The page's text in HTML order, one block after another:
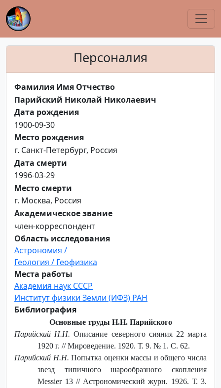
Персоналия
Фамилия Имя Отчество
Парийский Николай Николаевич
Дата рождения
1900-09-30
Место рождения
г. Санкт-Петербург, Россия
Дата смерти
1996-03-29
Место смерти
г. Москва, Россия
Академическое звание
член-корреспондент
Область исследования
Астрономия /
Геология / Геофизика
Места работы
Академия наук СССР
Институт физики Земли (ИФЗ) РАН
Библиография
Основные труды Н.Н. Парийского
Парийский Н.Н. Описание северного сияния 22 марта
1920 г. // Мироведение. 1920. Т. 9. № 1. С. 62.
Парийский Н.Н.Попытка оценки массы и общего числа
звезд типичного шарообразного скопления
Messier 13 // Астрономический журн. 1926. Т. 3.